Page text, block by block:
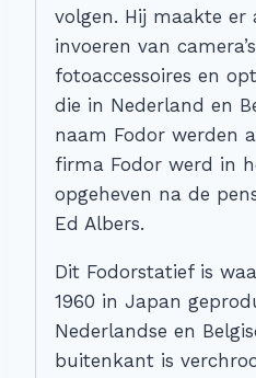
volgen. Hij maakte er
invoeren van
fotoaccessoires en
die in Nederland en
naam Fodor werden
firma Fodor werd in
opgeheven na de
Ed Albers.
Dit Fodorstatief is
1960 in Japan
Nederlandse en
buitenkant is